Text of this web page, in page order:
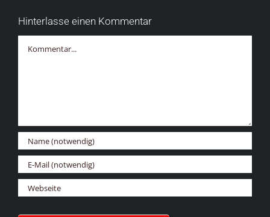
Hinterlasse einen Kommentar